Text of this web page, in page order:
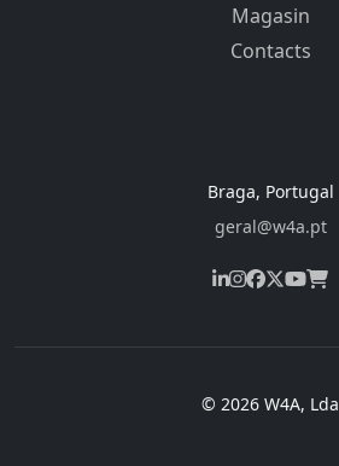
Magasin
Contacts
Braga, Portugal
geral@w4a.pt
© 2026 W4A, Lda